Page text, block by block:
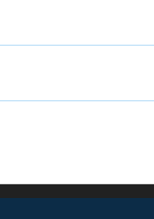
наличными деньгами